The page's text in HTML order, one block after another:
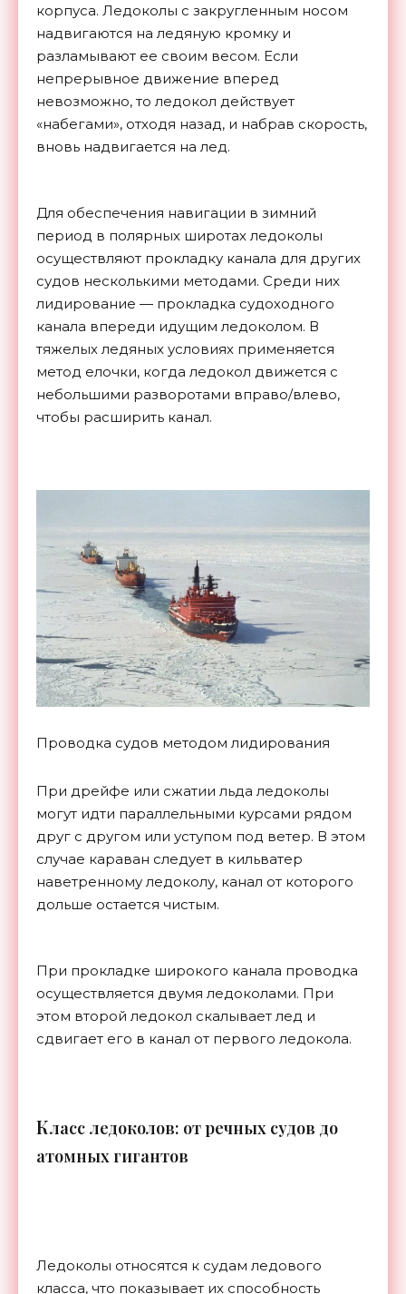
корпуса. Ледоколы с закругленным носом
надвигаются на ледяную кромку и
разламывают ее своим весом. Если
непрерывное движение вперед
невозможно, то ледокол действует
«набегами», отходя назад, и набрав скорость,
вновь надвигается на лед.
Для обеспечения навигации в зимний
период в полярных широтах ледоколы
осуществляют прокладку канала для других
судов несколькими методами. Среди них
лидирование — прокладка судоходного
канала впереди идущим ледоколом. В
тяжелых ледяных условиях применяется
метод елочки, когда ледокол движется с
небольшими разворотами вправо/влево,
чтобы расширить канал.
Проводка судов методом лидирования
При дрейфе или сжатии льда ледоколы
могут идти параллельными курсами рядом
друг с другом или уступом под ветер. В этом
случае караван следует в кильватер
наветренному ледоколу, канал от которого
дольше остается чистым.
При прокладке широкого канала проводка
осуществляется двумя ледоколами. При
этом второй ледокол скалывает лед и
сдвигает его в канал от первого ледокола.
Класс ледоколов: от речных судов до
атомных гигантов
Ледоколы относятся к судам ледового
класса, что показывает их способность